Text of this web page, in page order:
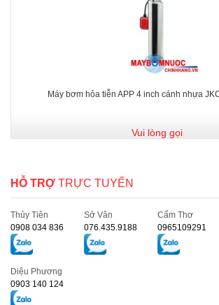
Máy bơm hỏa tiễn APP 4 inch cánh nhựa
Vui lòng gọi
HỖ TRỢ TRỰC TUYẾN
Thủy Tiên
0908 034 836
Sở Vân
076.435.9188
Cẩm Thơ
0965109291
Diệu Phương
0903 140 124